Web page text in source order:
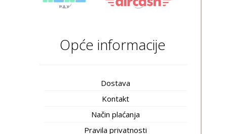
Opće informacije
Dostava
Kontakt
Način plaćanja
Pravila privatnosti